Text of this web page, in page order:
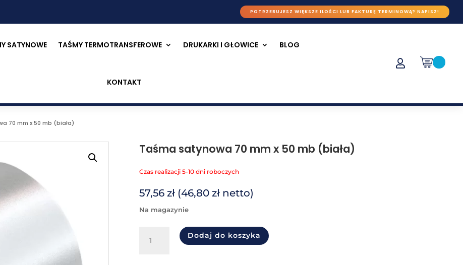
POTRZEBUJESZ WIĘKSZE ILOŚCI LUB FAKTURĘ TERMINOWĄ? NAPISZ!
SATYNOWE TAŚMY TERMOTRANSFEROWE DRUKARKI I GŁOWICE BLOG
KONTAKT

70 mm x 50 mb (biała)
Taśma satynowa 70 mm x 50 mb (biała)
Czas realizacji 5-10 dni roboczych
57,56 zł (46,80 złnetto)
na magazynie
Taśma
Dodaj do koszyka